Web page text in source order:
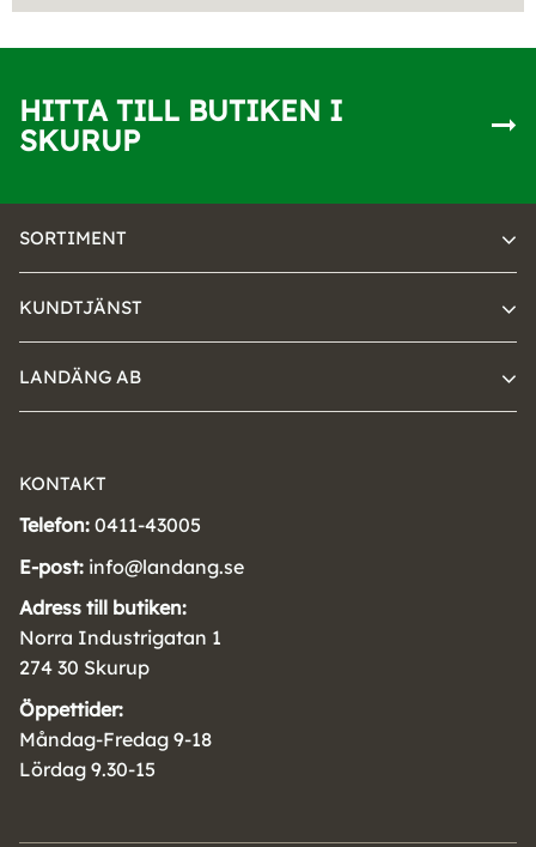
HITTA TILL BUTIKEN I
SKURUP
SORTIMENT
KUNDTJÄNST
LANDÄNG AB
KONTAKT
Telefon: 0411-43005
E-post: info@landang.se
Adress till butiken:
Norra Industrigatan 1
274 30 Skurup
Öppettider:
Måndag-Fredag 9-18
Lördag 9.30-15